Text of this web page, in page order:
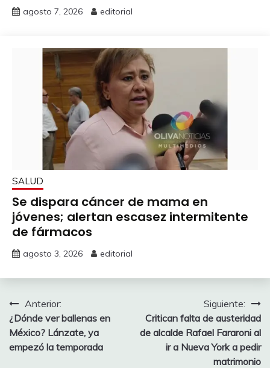
agosto 7, 2026 editorial
SALUD
Se dispara cáncer de mama en
jóvenes; alertan escasez intermitente
de fármacos
agosto 3, 2026 editorial
Navegación
de
entradas
Anterior:
¿Dónde ver ballenas en
México? Lánzate, ya
empezó la temporada
Siguiente:
Critican falta de austeridad
de alcalde Rafael Fararoni al
ir a Nueva York a pedir
matrimonio